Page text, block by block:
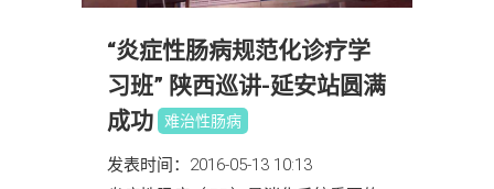
“炎症性肠病规范化诊疗学
习班” 陕西巡讲-延安站圆满
成功
难治性肠病
发表时间：2016-05-13 10:13